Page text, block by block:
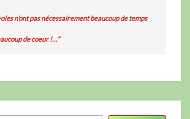
n’ont pas nécessairement beaucoup de temps
de coeur !…”